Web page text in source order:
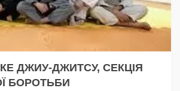
ДЖИУ-ДЖИТСУ, СЕКЦІЯ
БОРОТЬБИ